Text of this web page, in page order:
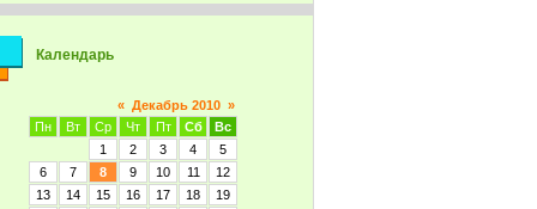
Календарь
« Декабрь 2010 »
Пн
Вт Ср Чт Пт Сб
Вс
1
2 3 4
5
6
7 8 9 10 11
12
13
14 15 16 17 18
19